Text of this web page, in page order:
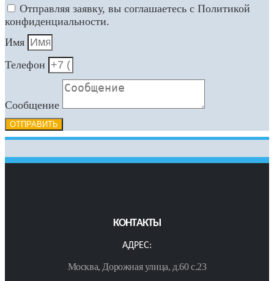
Отправляя заявку, вы соглашаетесь с Политикой
конфиденциальности.
Имя
Телефон
Сообщение
ОТПРАВИТЬ
КОНТАКТЫ
АДРЕС:
Москва, Дорожная улица, д.60 с.23